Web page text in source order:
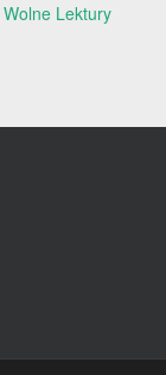
Wolne Lektury